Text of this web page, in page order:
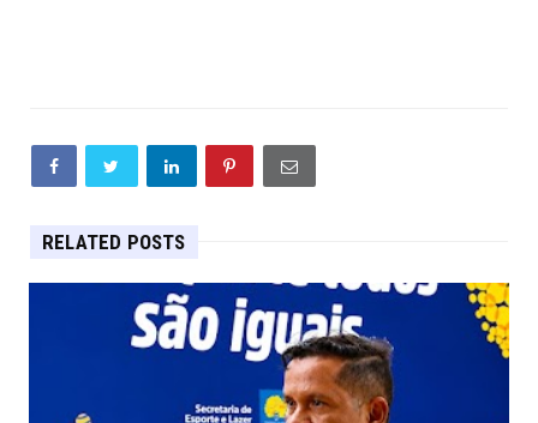
RELATED POSTS